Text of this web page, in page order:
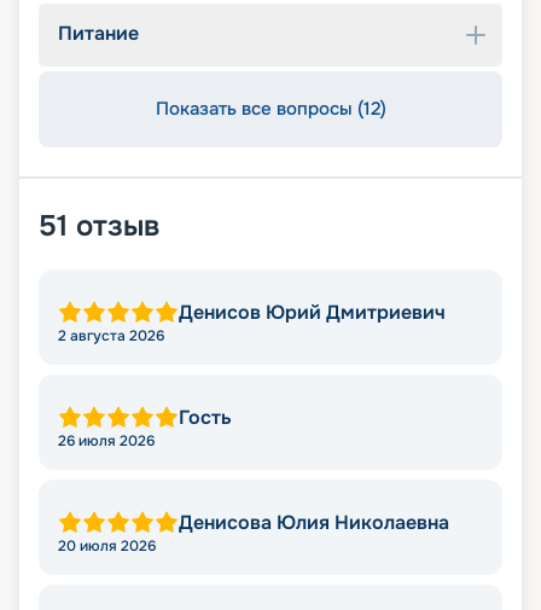
Питание
Показать все вопросы (12)
51 отзыв
Денисов Юрий Дмитриевич
2 августа 2026
Гость
26 июля 2026
Денисова Юлия Николаевна
20 июля 2026